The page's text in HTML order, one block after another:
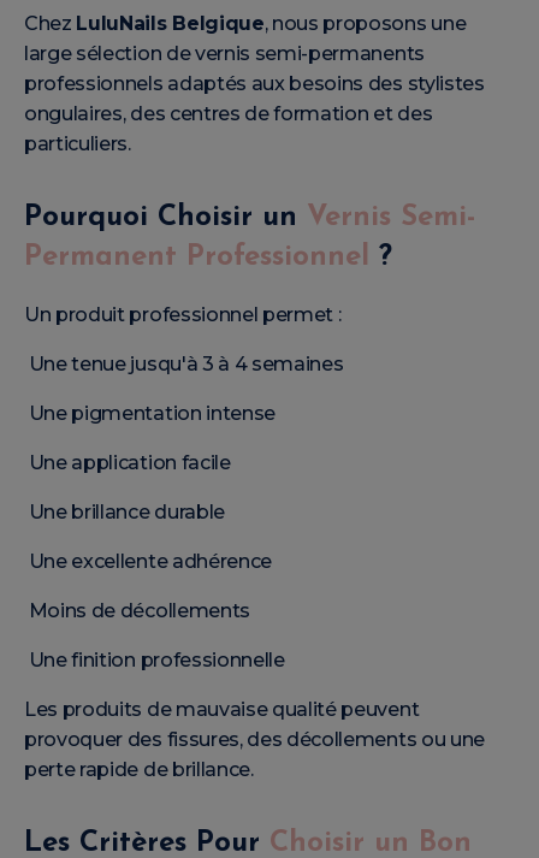
Chez LuluNails Belgique, nous proposons une
large sélection de vernis semi-permanents
professionnels adaptés aux besoins des stylistes
ongulaires, des centres de formation et des
particuliers.
Pourquoi Choisir un Vernis Semi-
Permanent Professionnel ?
Un produit professionnel permet :
Une tenue jusqu'à 3 à 4 semaines
Une pigmentation intense
Une application facile
Une brillance durable
Une excellente adhérence
Moins de décollements
Une finition professionnelle
Les produits de mauvaise qualité peuvent
provoquer des fissures, des décollements ou une
perte rapide de brillance.
Les Critères Pour Choisir un Bon